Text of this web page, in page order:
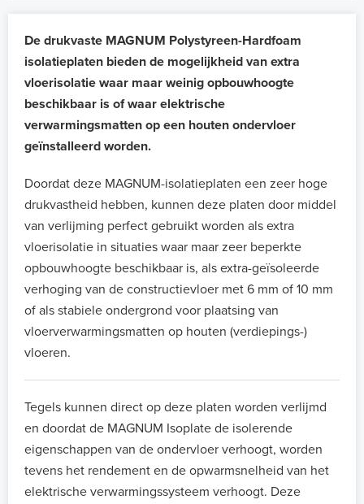
De drukvaste MAGNUM Polystyreen-Hardfoam
isolatieplaten bieden de mogelijkheid van extra
vloerisolatie waar maar weinig opbouwhoogte
beschikbaar is of waar elektrische
verwarmingsmatten op een houten ondervloer
geïnstalleerd worden.
Doordat deze MAGNUM-isolatieplaten een zeer hoge
drukvastheid hebben, kunnen deze platen door middel
van verlijming perfect gebruikt worden als extra
vloerisolatie in situaties waar maar zeer beperkte
opbouwhoogte beschikbaar is, als extra-geïsoleerde
verhoging van de constructievloer met 6 mm of 10 mm
of als stabiele ondergrond voor plaatsing van
vloerverwarmingsmatten op houten (verdiepings-)
vloeren.
Tegels kunnen direct op deze platen worden verlijmd
en doordat de MAGNUM Isoplate de isolerende
eigenschappen van de ondervloer verhoogt, worden
tevens het rendement en de opwarmsnelheid van het
elektrische verwarmingssysteem verhoogt. Deze